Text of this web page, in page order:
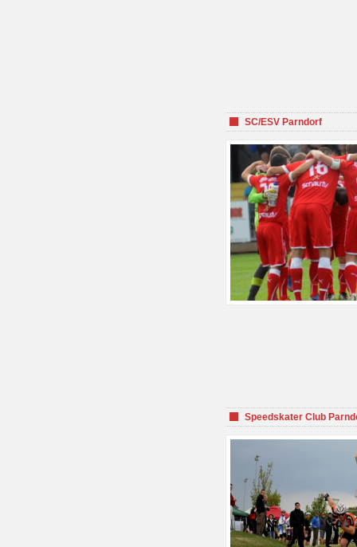
SC/ESV Parndorf
Speedskater Club